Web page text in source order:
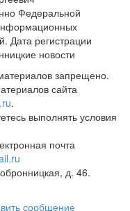
Федеральной
Дата регистрации
новости
запрещено.
сайта
.
выполнять условия
почта
д. 46.
сообщение